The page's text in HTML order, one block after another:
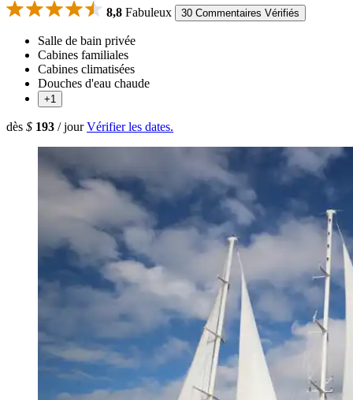
8,8 Fabuleux 30 Commentaires Vérifiés
Salle de bain privée
Cabines familiales
Cabines climatisées
Douches d'eau chaude
+1
dès $ 193 / jour Vérifier les dates.